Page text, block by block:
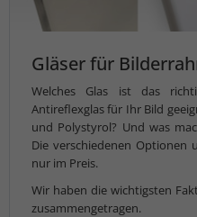
Gläser für
Welches Glas ist das
Antireflexglas für Ihr Bild
und Polystyrol? Und was
Die verschiedenen Optionen
nur im Preis.
Wir haben die wichtigsten
zusammengetragen.